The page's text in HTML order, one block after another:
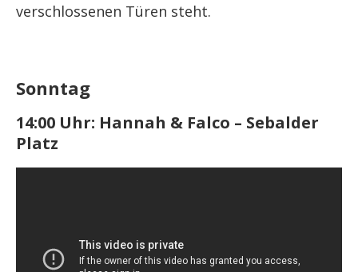
verschlossenen Türen steht.
Sonntag
14:00 Uhr: Hannah & Falco – Sebalder
Platz